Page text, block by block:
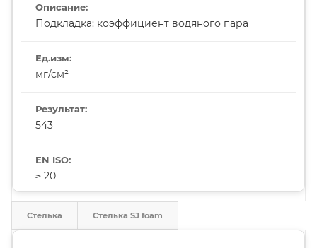
Подкладка: коэффициент водяного пара
мг/см²
543
≥ 20
Стелька Стелька SJ foam